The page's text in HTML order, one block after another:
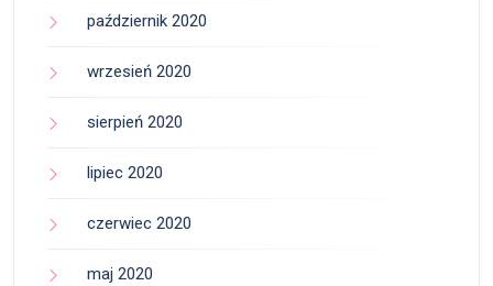
październik 2020
wrzesień 2020
sierpień 2020
lipiec 2020
czerwiec 2020
maj 2020